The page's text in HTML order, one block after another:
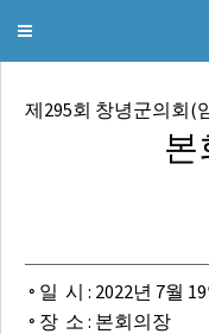
메
이
제295회 창녕군의회(
본
◦ 일 시 : 2022년 7월
◦ 장 소 : 본회의장